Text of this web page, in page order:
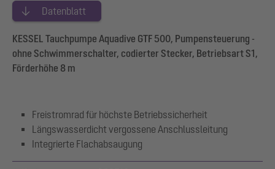
Datenblatt
KESSEL Tauchpumpe Aquadive GTF 500, Pumpensteuerung -
ohne Schwimmerschalter, codierter Stecker, Betriebsart S1,
Förderhöhe 8 m
Freistromrad für höchste Betriebssicherheit
Längswasserdicht vergossene Anschlussleitung
Integrierte Flachabsaugung